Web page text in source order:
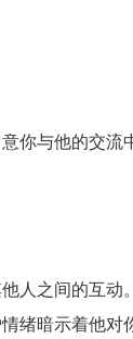
你与他的交
人之间的互
绪暗示着他对